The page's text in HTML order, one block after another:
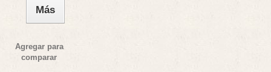
Más
Agregar para
comparar